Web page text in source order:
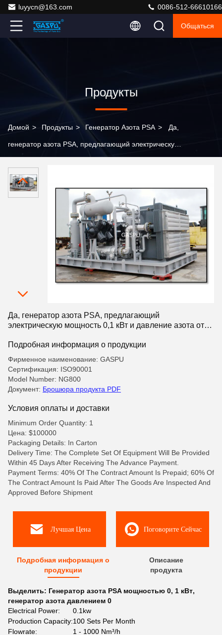
luyycn@163.com 0086-512-66610166
Общаться
Продукты
Домой > Продукты > Генератор Азота PSA > Да,
генератор азота PSA, предлагающий электрическую
МПа, предназначенный для выработки азота
Да, генератор азота PSA, предлагающий
электрическую мощность 0,1 кВт и давление азота от
азота
Подробная информация о продукции
Фирменное наименование: GASPU
Сертификация: ISO90001
Model Number: NG800
Документ: Брошюра продукта PDF
Условия оплаты и доставки
Minimum Order Quantity: 1
Цена: $100000
Packaging Details: In Carton
Delivery Time: The Complete Set Of Equipment Will Be Provided
Within 45 Days After Receiving The Advance Payment.
Payment Terms: 40% Of The Contract Amount Is Prepaid; 60% Of
The Contract Amount Is Paid After The Goods Are Inspected And
Approved Before Shipment
Лучшая Цена Поговорите Сейчас
Подробная информация о
продукции
Описание
продукта
Выделить: Генератор азота PSA мощностью 0, 1 кВт,
генератор азота давлением 0
Electrical Power:
0.1kw
Production Capacity:100 Sets Per Month
Flowrate:
1 - 1000 Nm³/h